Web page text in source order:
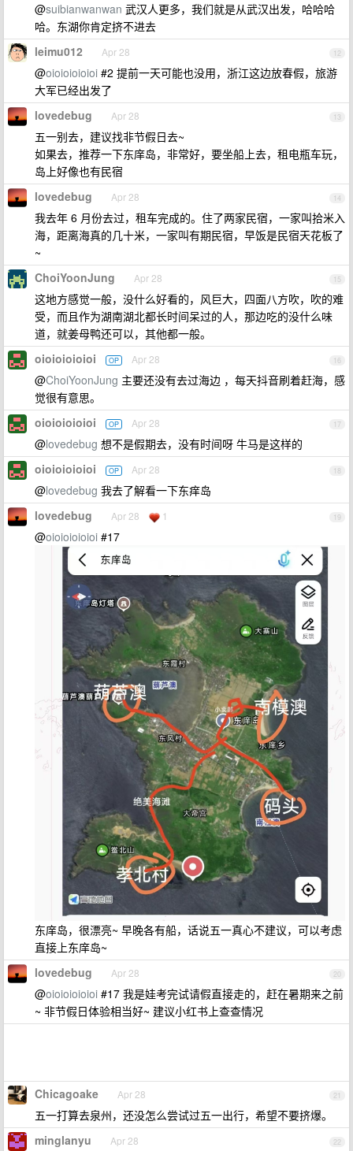
@suibianwanwan 武汉人更多，我们就是从武汉出发，哈哈哈
哈。东湖你肯定挤不进去
12
leimu012 Apr 28
@oioioioioioi #2 提前一天可能也没用，浙江这边放春假，旅游
大军已经出发了
13
lovedebug Apr 28
五一别去，建议找非节假日去~
如果去，推荐一下东庠岛，非常好，要坐船上去，租电瓶车玩，
岛上好像也有民宿
14
lovedebug Apr 28
我去年 6 月份去过，租车完成的。住了两家民宿，一家叫拾米入
海，距离海真的几十米，一家叫有期民宿，早饭是民宿天花板了
~
15
ChoiYoonJung Apr 28
这地方感觉一般，没什么好看的，风巨大，四面八方吹，吹的难
受，而且作为湖南湖北都长时间呆过的人，那边吃的没什么味
道，就姜母鸭还可以，其他都一般。
16
oioioioioioi OP Apr 28
@ChoiYoonJung 主要还没有去过海边 ，每天抖音刷着赶海，感
觉很有意思。
17
oioioioioioi OP Apr 28
@lovedebug 想不是假期去，没有时间呀 牛马是这样的
18
oioioioioioi OP Apr 28
@lovedebug 我去了解看一下东痒岛
19
lovedebug Apr 28 1
@oioioioioioi #17
东庠岛，很漂亮~ 早晚各有船，话说五一真心不建议，可以考虑
直接上东庠岛~
20
lovedebug Apr 28
@oioioioioioi #17 我是娃考完试请假直接走的，赶在暑期来之前
~ 非节假日体验相当好~ 建议小红书上查查情况
21
Chicagoake Apr 28
五一打算去泉州，还没怎么尝试过五一出行，希望不要挤爆。
22
minglanyu Apr 28